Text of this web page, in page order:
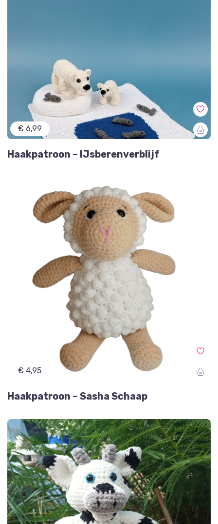
€ 6,99
Haakpatroon – IJsberenverblijf
€ 4,95
Haakpatroon – Sasha Schaap